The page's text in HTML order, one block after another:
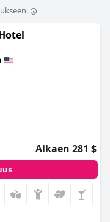
Alkaen 281 $